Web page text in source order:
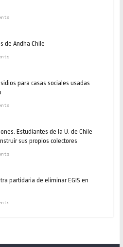
de Andha Chile
para casas sociales usadas
Estudiantes de la U. de Chile
sus propios colectores
partidaria de eliminar EGIS en